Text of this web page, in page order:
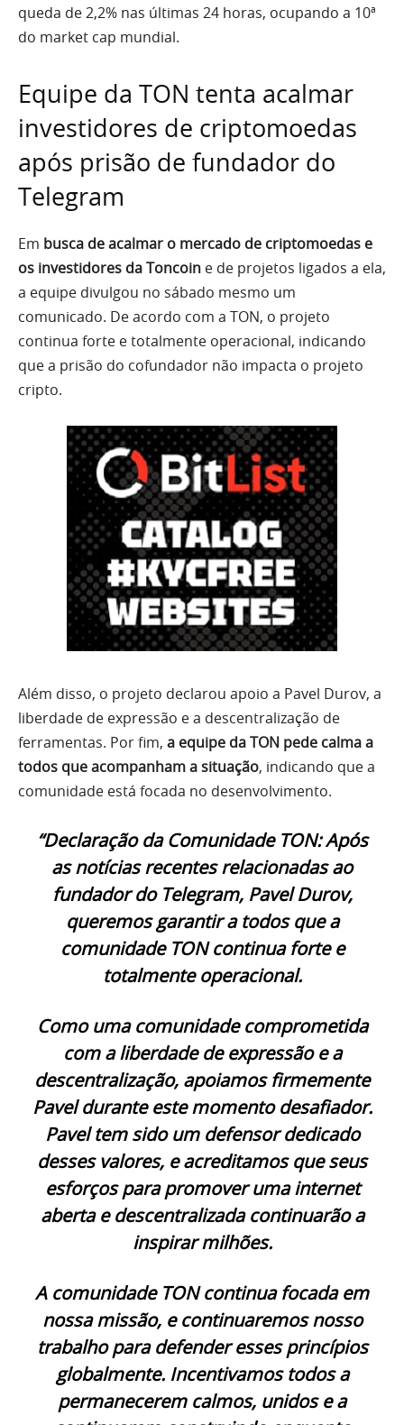
queda de 2,2% nas últimas 24 horas, ocupando a 10ª
do market cap mundial.
Equipe da TON tenta acalmar
investidores de criptomoedas
após prisão de fundador do
Telegram
Em busca de acalmar o mercado de criptomoedas e
os investidores da Toncoin e de projetos ligados a ela,
a equipe divulgou no sábado mesmo um
comunicado. De acordo com a TON, o projeto
continua forte e totalmente operacional, indicando
que a prisão do cofundador não impacta o projeto
cripto.
Além disso, o projeto declarou apoio a Pavel Durov, a
liberdade de expressão e a descentralização de
ferramentas. Por fim, a equipe da TON pede calma a
todos que acompanham a situação, indicando que a
comunidade está focada no desenvolvimento.
“Declaração da Comunidade TON: Após
as notícias recentes relacionadas ao
fundador do Telegram, Pavel Durov,
queremos garantir a todos que a
comunidade TON continua forte e
totalmente operacional.
Como uma comunidade comprometida
com a liberdade de expressão e a
descentralização, apoiamos firmemente
Pavel durante este momento desafiador.
Pavel tem sido um defensor dedicado
desses valores, e acreditamos que seus
esforços para promover uma internet
aberta e descentralizada continuarão a
inspirar milhões.
A comunidade TON continua focada em
nossa missão, e continuaremos nosso
trabalho para defender esses princípios
globalmente. Incentivamos todos a
permanecerem calmos, unidos e a